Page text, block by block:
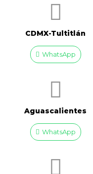
CDMX-Tultitlán
WhatsApp
Aguascalientes
WhatsApp